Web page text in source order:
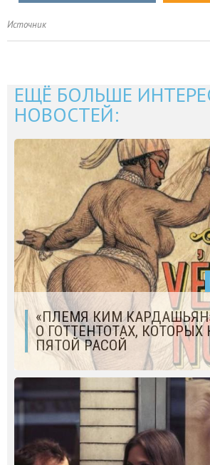
Источник
ЕЩЁ БОЛЬШЕ
НОВОСТЕЙ:
«ПЛЕМЯ КИМ
О ГОТТЕНТОТАХ,
ПЯТОЙ РАСОЙ